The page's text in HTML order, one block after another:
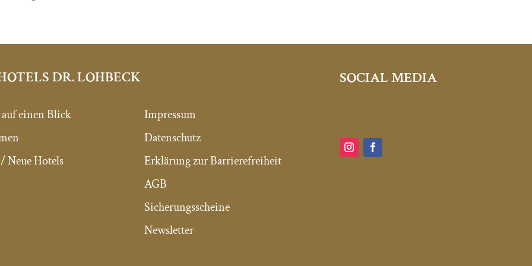
DR. LOHBECK
einen Blick
Neue Hotels
Impressum
Datenschutz
Erklärung zur Barrierefreiheit
AGB
Sicherungsscheine
Newsletter
SOCIAL MEDIA